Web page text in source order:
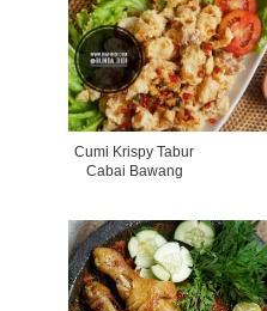
Cumi Krispy Tabur
Cabai Bawang